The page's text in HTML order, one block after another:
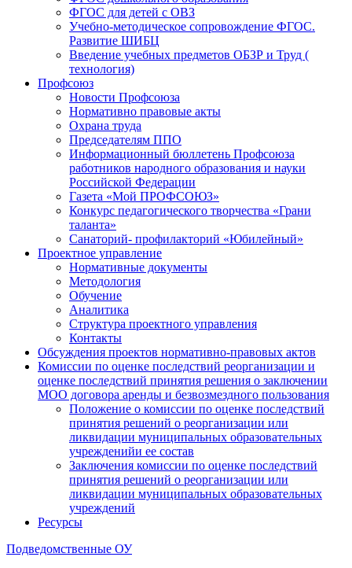
ФГОС для детей с ОВЗ
Учебно-методическое сопровождение ФГОС.
Развитие ШИБЦ
Введение учебных предметов ОБЗР и Труд (
технология)
Профсоюз
Новости Профсоюза
Нормативно правовые акты
Охрана труда
Председателям ППО
Информационный бюллетень Профсоюза
работников народного образования и науки
Российской Федерации
Газета «Мой ПРОФСОЮЗ»
Конкурс педагогического творчества «Грани
таланта»
Санаторий- профилакторий «Юбилейный»
Проектное управление
Нормативные документы
Методология
Обучение
Аналитика
Структура проектного управления
Контакты
Обсуждения проектов нормативно-правовых актов
Комиссии по оценке последствий реорганизации и
оценке последствий принятия решения о заключении
МОО договора аренды и безвозмездного пользования
Положение о комиссии по оценке последствий
принятия решений о реорганизации или
ликвидации муниципальных образовательных
учрежденийи ее состав
Заключения комиссии по оценке последствий
принятия решений о реорганизации или
ликвидации муниципальных образовательных
учреждений
Ресурсы
Подведомственные ОУ